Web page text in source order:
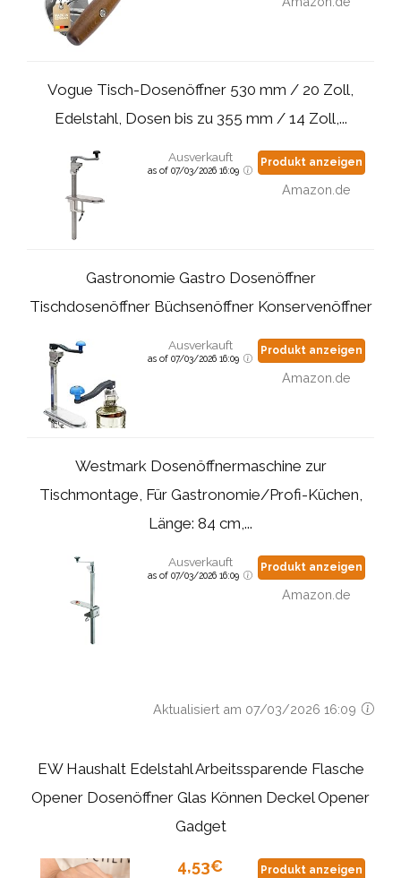
Vogue Tisch-Dosenöffner 530 mm / 20 Zoll,
Edelstahl, Dosen bis zu 355 mm / 14 Zoll,...
Ausverkauft
as of 07/03/2026 16:09
Produkt anzeigen
Amazon.de
Gastronomie Gastro Dosenöffner
Tischdosenöffner Büchsenöffner Konservenöffner
Ausverkauft
as of 07/03/2026 16:09
Produkt anzeigen
Amazon.de
Westmark Dosenöffnermaschine zur
Tischmontage, Für Gastronomie/Profi-Küchen,
Länge: 84 cm,...
Ausverkauft
as of 07/03/2026 16:09
Produkt anzeigen
Amazon.de
Aktualisiert am 07/03/2026 16:09
EW Haushalt Edelstahl Arbeitssparende Flasche
Opener Dosenöffner Glas Können Deckel Opener
Gadget
4,53€ Produkt anzeigen